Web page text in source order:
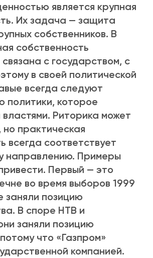
является крупная
Их задача — защита
собственников. В
собственность
с государством, с
в своей политической
всегда следуют
политики, которое
властями. Риторика может
практическая
всегда соответствует
направлению. Примеры
Первый — это
во время выборов 1999
заняли позицию
В споре НТВ и
заняли позицию
что «Газпром»
компанией.